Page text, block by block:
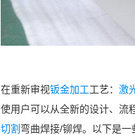
在重新审视钣金加工工艺： 激
使用户可以从全新的设计、流
切割弯曲焊接/铆焊。以下是一